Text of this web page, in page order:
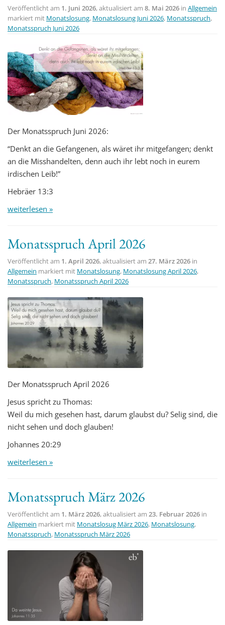
Veröffentlicht am 1. Juni 2026, aktualisiert am 8. Mai 2026 in Allgemein
markiert mit Monatslosung, Monatslosung Juni 2026, Monatsspruch,
Monatsspruch Juni 2026
Der Monatsspruch Juni 2026:
“Denkt an die Gefangenen, als wäret ihr mitgefangen; denkt
an die Misshandelten, denn auch ihr lebt noch in eurem
irdischen Leib!”
Hebräer 13:3
weiterlesen »
Monatsspruch April 2026
Veröffentlicht am 1. April 2026, aktualisiert am 27. März 2026 in
Allgemein markiert mit Monatslosung, Monatslosung April 2026,
Monatsspruch, Monatsspruch April 2026
Der Monatsspruch April 2026
Jesus spricht zu Thomas:
Weil du mich gesehen hast, darum glaubst du? Selig sind, die
nicht sehen und doch glauben!
Johannes 20:29
weiterlesen »
Monatsspruch März 2026
Veröffentlicht am 1. März 2026, aktualisiert am 23. Februar 2026 in
Allgemein markiert mit Monatslosug März 2026, Monatslosung,
Monatsspruch, Monatsspruch März 2026